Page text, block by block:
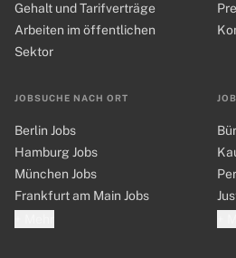
Gehalt und Tarifverträge
Arbeiten im öffentlichen
Sektor
JOBSUCHE NACH ORT
Berlin Jobs
Hamburg Jobs
München Jobs
Frankfurt am Main Jobs